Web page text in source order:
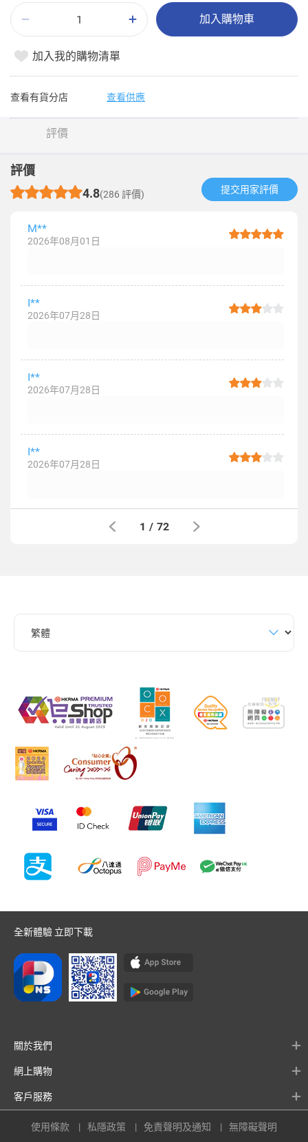
加入購物車
加入我的購物清單
查看有貨分店 查看供應
評價
評價
4.8(286 評價) 提交用家評價​
M**
2026年08月01日
I**
2026年07月28日
I**
2026年07月28日
I**
2026年07月28日
1 / 72
全新體驗 立即下載
關於我們
網上購物
客戶服務
使用條款 私隱政策 免責聲明及通知 無障礙聲明